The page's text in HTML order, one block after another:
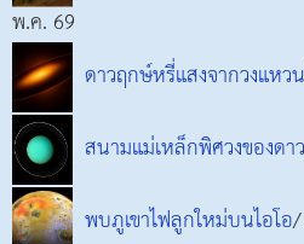
พ.ค. 69
ดาวฤกษ์หรี่แสงจากวงแห
สนามแม่เหล็กพิศวงของดา
พบภูเขาไฟลูกใหม่บนไอโอ/